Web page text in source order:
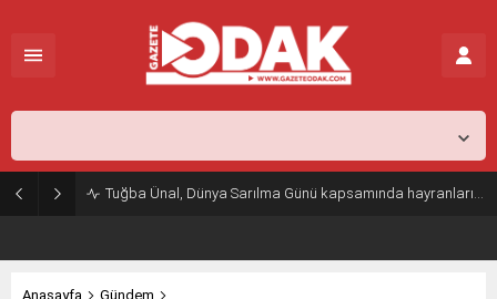
Tuğba Ünal, Dünya Sarılma Günü kapsamında hayranlarıyla buluştu
Anasayfa
Gündem